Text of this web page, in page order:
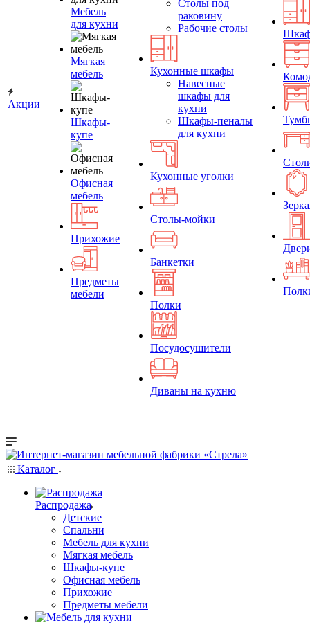
Акции
Мебель
для кухни
Мягкая
мебель
Шкафы-
купе
Офисная
мебель
Прихожие
Предметы
мебели
Столы под
раковину
Рабочие столы
Кухонные шкафы
Навесные
шкафы для
кухни
Шкафы-пеналы
для кухни
Кухонные уголки
Столы-мойки
Банкетки
Полки
Посудосушители
Диваны на кухню
Каталог
Распродажа
Детские
Спальни
Мебель для кухни
Мягкая мебель
Шкафы-купе
Офисная мебель
Прихожие
Предметы мебели